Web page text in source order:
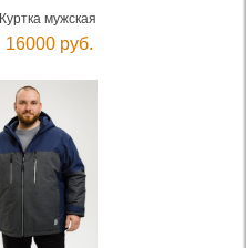
Куртка мужская
16000 руб.